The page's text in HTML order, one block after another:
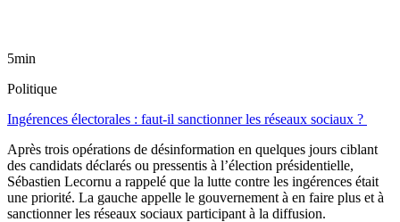
5min
Politique
Ingérences électorales : faut-il sanctionner les réseaux sociaux ?
Après trois opérations de désinformation en quelques jours ciblant
des candidats déclarés ou pressentis à l’élection présidentielle,
Sébastien Lecornu a rappelé que la lutte contre les ingérences était
une priorité. La gauche appelle le gouvernement à en faire plus et à
sanctionner les réseaux sociaux participant à la diffusion.